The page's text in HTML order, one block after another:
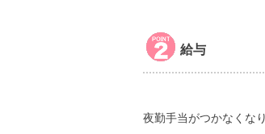
給与
夜勤手当がつかなくな